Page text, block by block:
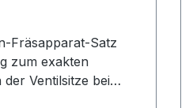
Fräsapparat-Satz
zum exakten
Ventilsitze bei